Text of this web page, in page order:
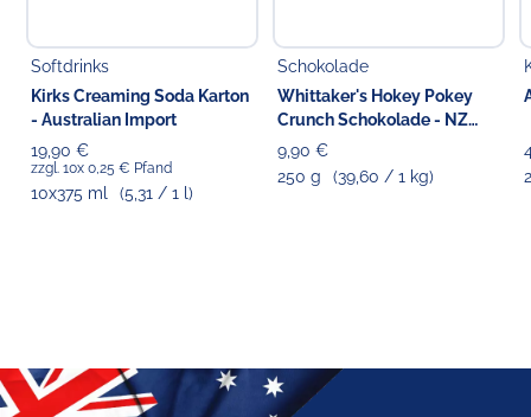
Softdrinks
Kirks Creaming Soda Karton
- Australian Import
19,90 €
zzgl. 10x 0,25 € Pfand
10x375 ml (5,31 / 1 l)
Schokolade
Whittaker's Hokey Pokey
Crunch Schokolade - NZ
Import
9,90 €
250 g
(39,60 / 1 kg)